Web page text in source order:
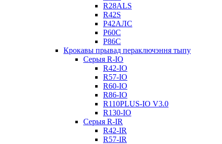
R28ALS
R42S
Р42АЛС
Р60С
Р86С
Крокавы прывад пераключэння тыпу
Серыя R-IO
R42-IO
R57-IO
R60-IO
R86-IO
R110PLUS-IO V3.0
R130-IO
Серыя R-IR
R42-IR
R57-IR